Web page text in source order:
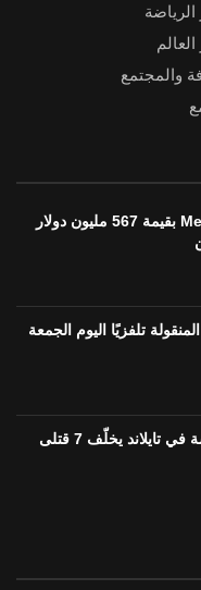
الرياضة
العالم
والمجتمع
غرامة ضخمة على Meta بقيمة 567 مليون دولار
تلفزيًا اليوم الجمعة
إطلاق نار داخل مدرسة في تايلاند يخلّف 7 قتلى